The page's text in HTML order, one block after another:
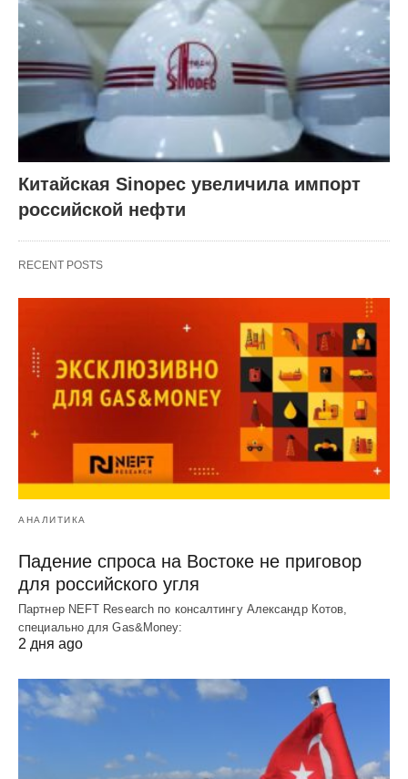
Китайская Sinopec увеличила импорт
российской нефти
RECENT POSTS
АНАЛИТИКА
Падение спроса на Востоке не приговор
для российского угля
Партнер NEFT Research по консалтингу Александр Котов,
специально для Gas&Money:
2 дня ago